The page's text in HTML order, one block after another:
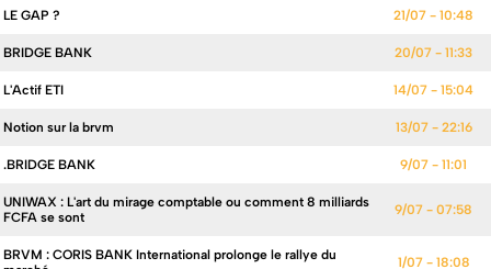
LE GAP ? 21/07 - 10:48
BRIDGE BANK 20/07 - 11:33
L'Actif ETI 14/07 - 15:04
Notion sur la brvm 13/07 - 22:16
.BRIDGE BANK 9/07 - 11:01
UNIWAX : L'art du mirage comptable ou comment 8 milliards
FCFA se sont
9/07 - 07:58
BRVM : CORIS BANK International prolonge le rallye du
1/07 - 18:08